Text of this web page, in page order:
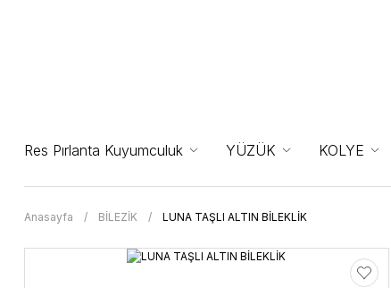
Res Pırlanta Kuyumculuk YÜZÜK KOLYE
Anasayfa BİLEZİK LUNA TAŞLI ALTIN BİLEKLİK